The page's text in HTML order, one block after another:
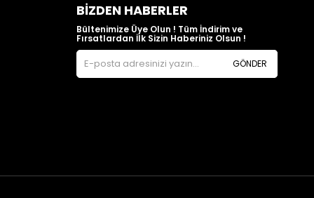
BIZDEN HABERLER
Bültenimize Üye Olun ! Tüm İndirim ve
Fırsatlardan İlk Sizin Haberiniz Olsun !
GÖNDER